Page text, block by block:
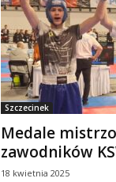
Szczecinek
Medale
zawodników
18 kwietnia 2025